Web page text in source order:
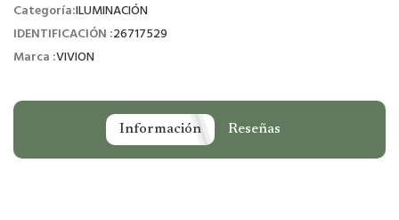
Categoría:ILUMINACIÓN
IDENTIFICACIÓN :26717529
Marca :VIVION
Información Reseñas